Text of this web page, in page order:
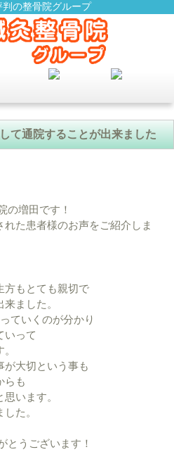
の整骨院グループ
て通院することが出来ました
の増田です！
た患者様のお声をご紹介しま
方もとても親切で
ました。
ていくのが分かり
いって
が大切という事も
らも
います。
た。
とうございます！